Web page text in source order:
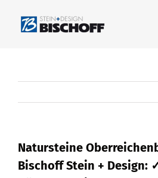
Inhalt
Natursteine
Bischoff Stein + Design: